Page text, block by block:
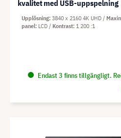
kvalitet med USB-uppspelning
Endast 3 finns tillgängligt.
Upplösning 3840 x 2160 4K UHD
panel LCD Kontrast 1 200 :1